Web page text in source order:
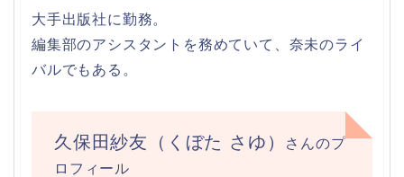
大手出版社に勤務。
編集部のアシスタントを務めていて、奈未のライ
バルでもある。
久保田紗友（くぼた さゆ）
さんのプ
ロフィール